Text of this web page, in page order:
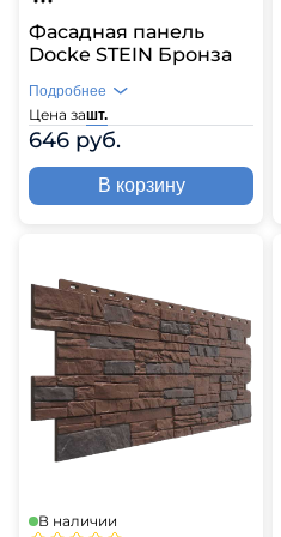
Фасадная панель
Docke STEIN Бронза
Цена зашт.
646 руб.
Подробнее
В корзину
В наличии